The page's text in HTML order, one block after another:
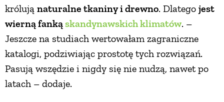
królują naturalne tkaniny i drewno. Dlatego jest
wierną fankąskandynawskich klimatów. –
Jeszcze na studiach wertowałam zagraniczne
katalogi, podziwiając prostotę tych rozwiązań.
Pasują wszędzie i nigdy się nie nudzą, nawet po
latach – dodaje.